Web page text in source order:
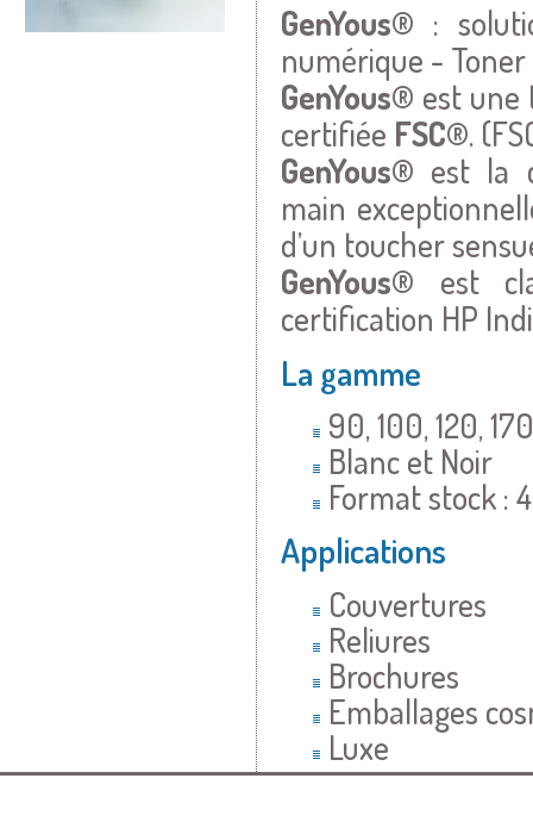
GenYous® :
numérique -
GenYous® est une
certifiée FSC®.
GenYous® est la
main
d’un toucher
GenYous® est
certification HP
La gamme
90, 100, 120,
Blanc et Noir
Format stock :
Applications
Couvertures
Reliures
Brochures
Emballages
Luxe